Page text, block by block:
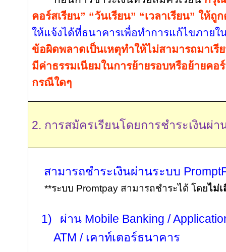
คอร์สเรียน” “วันเรียน” “เวลาเรียน” ให้ถู
ให้แจ้งได้ที่ธนาคารเพื่อทำการแก้ไขภายใ
ข้อผิดพลาดเป็นเหตุทำให้ไม่สามารถมาเรี
มีค่าธรรมเนียมในการย้ายรอบหรือย้ายคอ
กรณีใดๆ
2. การสมัครเรียนโดยการชำระเงินผ่
สามารถชำระเงินผ่านระบบ
**ระบบ Promtpay สามารถชำระได้ โดยไม่
1) ผ่าน Mobile Banking /
ATM / เคาท์เตอร์ธนาคาร